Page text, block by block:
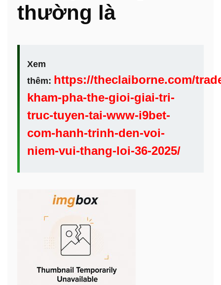
thường là
Xem
thêm: https://theclaiborne.com/
kham-pha-the-gioi-giai-tri-
truc-tuyen-tai-www-i9bet-
com-hanh-trinh-den-voi-
niem-vui-thang-loi-36-2025/